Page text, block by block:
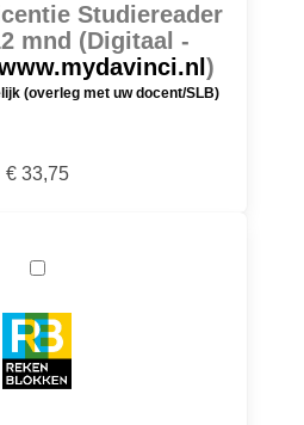
Studiereader
mnd (Digitaal -
)
(overleg met uw docent/SLB)
€ 33,75